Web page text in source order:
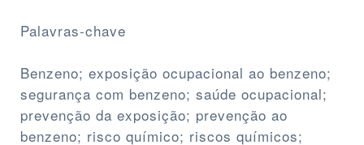
Palavras-chave
Benzeno; exposição ocupacional ao benzeno;
segurança com benzeno; saúde ocupacional;
prevenção da exposição; prevenção ao
benzeno; risco químico; riscos químicos;